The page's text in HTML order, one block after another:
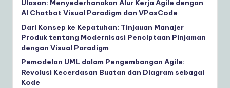
Ulasan: Menyederhanakan Alur Kerja Agile dengan
AI Chatbot Visual Paradigm dan VPasCode
Dari Konsep ke Kepatuhan: Tinjauan Manajer
Produk tentang Modernisasi Penciptaan Pinjaman
dengan Visual Paradigm
Pemodelan UML dalam Pengembangan Agile:
Revolusi Kecerdasan Buatan dan Diagram sebagai
Kode